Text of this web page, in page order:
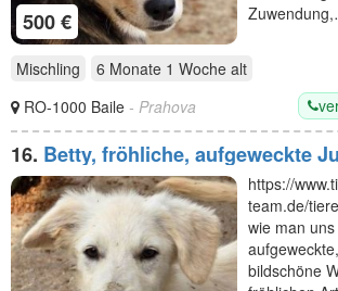
500 €
Mischling 6 Monate 1 Woche alt
RO-1000 Baile - Prahova
16. Betty, fröhliche, aufgeweckte
möchte gern das Tierheim
35cm
https://
team.de/
wie man
bildschöne